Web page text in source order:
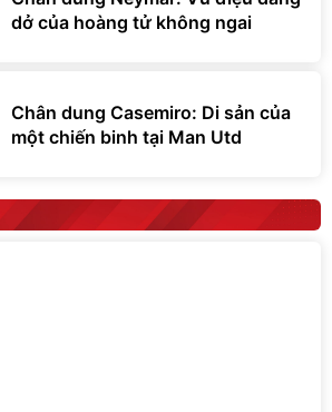
dở của hoàng tử không ngai
Chân dung Casemiro: Di sản của
một chiến binh tại Man Utd